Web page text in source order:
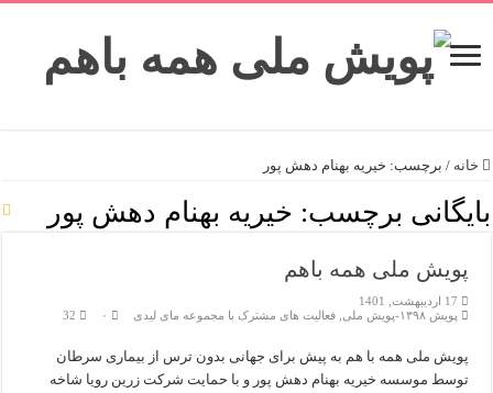
خانه / برچسب: خیریه بهنام دهش پور
بایگانی برچسب: خیریه بهنام دهش پور
پویش ملی همه باهم
17 اردیبهشت, 1401
پویش ۱۳۹۸-پویش ملی
فعالیت های مشترک با مجموعه مای لیدی ۰ 32
پویش ملی همه با هم به پیش برای جهانی بدون ترس از بیماری سرطان
توسط موسسه خیریه بهنام دهش پور و با حمایت شرکت زرین رویا شاخه